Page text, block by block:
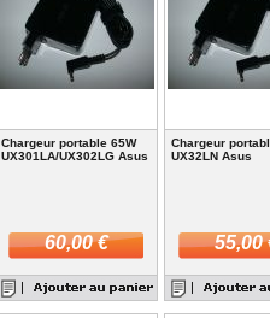
Chargeur portable 65W
UX301LA/UX302LG Asus
60,00 €
Chargeur
UX32LN Asus
55,00